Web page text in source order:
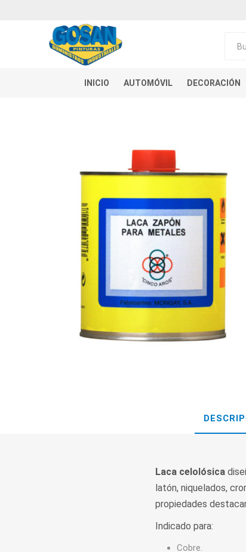
INICIO AUTOMÓVIL DECORACIÓN
Laca celolósica
latón, niquelados,
propiedades
Indicado para:
Cobre.